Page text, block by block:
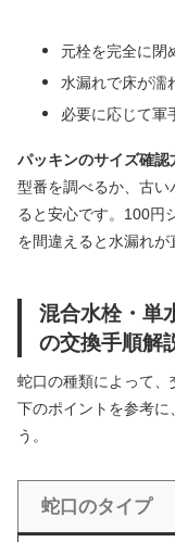
元栓を完全に閉
水漏れで床が濡
必要に応じて軍
パッキンのサイズ確認
型番を調べるか、古
ると安心です。100円
を間違えると水漏れが
混合水栓・単
の交換手順解
蛇口の種類によって
下のポイントを参考に
う。
蛇口のタイプ